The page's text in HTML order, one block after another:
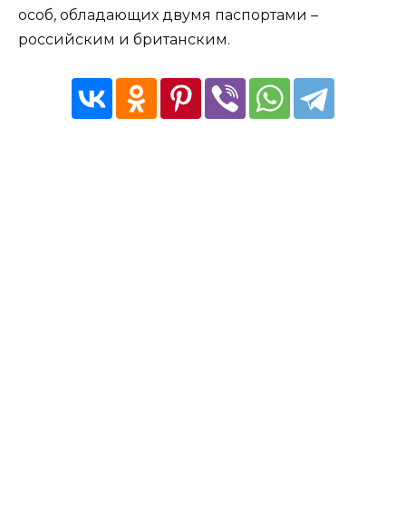
особ, обладающих двумя паспортами –
российским и британским.